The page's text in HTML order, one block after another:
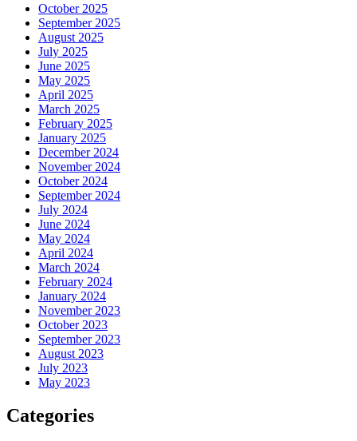
October 2025
September 2025
August 2025
July 2025
June 2025
May 2025
April 2025
March 2025
February 2025
January 2025
December 2024
November 2024
October 2024
September 2024
July 2024
June 2024
May 2024
April 2024
March 2024
February 2024
January 2024
November 2023
October 2023
September 2023
August 2023
July 2023
May 2023
Categories